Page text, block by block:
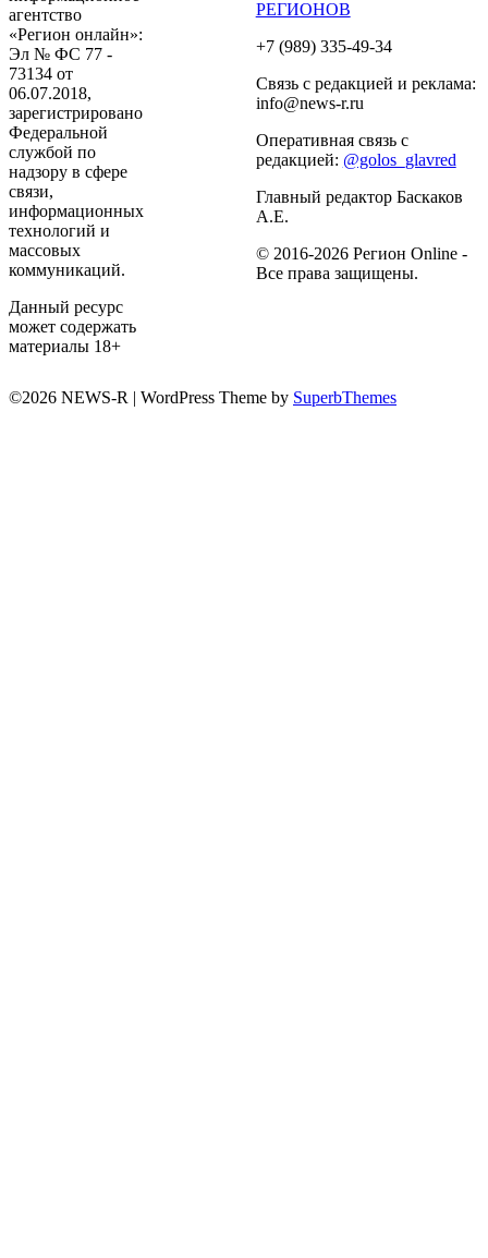
агентство
«Регион онлайн»:
Эл № ФС 77 -
73134 от
06.07.2018,
зарегистрировано
Федеральной
службой по
надзору в сфере
связи,
информационных
технологий и
массовых
коммуникаций.
Данный ресурс
может содержать
материалы 18+
РЕГИОНОВ
+7 (989) 335-49-34
Связь с редакцией и реклама:
info@news-r.ru
Оперативная связь с
редакцией: @golos_glavred
Главный редактор Баскаков
А.Е.
© 2016-2026 Регион Online -
Все права защищены.
©2026 NEWS-R | WordPress Theme by SuperbThemes